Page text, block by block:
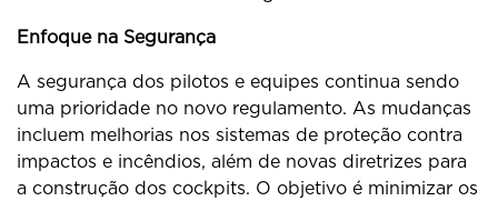
Enfoque na Segurança
A segurança dos pilotos e equipes continua sendo
uma prioridade no novo regulamento. As mudanças
incluem melhorias nos sistemas de proteção contra
impactos e incêndios, além de novas diretrizes para
a construção dos cockpits. O objetivo é minimizar os